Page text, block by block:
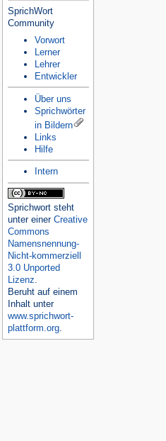
SprichWort
Community
Vorwort
Lerner
Lehrer
Entwickler
Über uns
Sprichwörter
in Bildern
Links
Hilfe
Intern
Sprichwortsteht
unter einer Creative
Commons
Namensnennung-
Nicht-kommerziell
3.0 Unported
Lizenz.
Beruht auf einem
Inhalt unter
www.sprichwort-
plattform.org.